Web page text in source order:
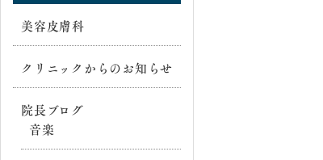
美容皮膚科
クリニックからのお知らせ
院長ブログ
音楽